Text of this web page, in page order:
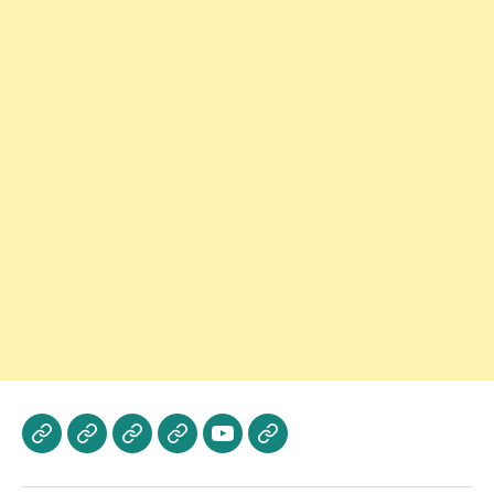
Actualités
Les
A
PhotosVidéoContactez